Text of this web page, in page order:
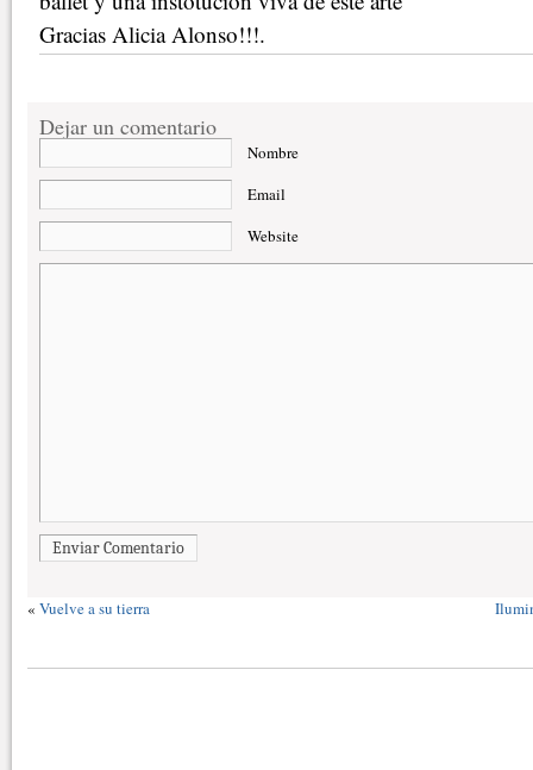
Gracias Alicia Alonso!!!.
Dejar un comentario
Nombre
Email
Website
Enviar Comentario
« Vuelve a su tierra